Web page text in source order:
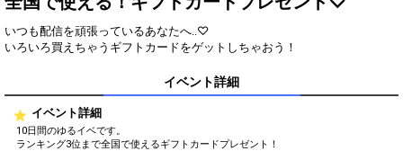
Gifting
First, try throwing free Stars
(once a day)! You can also charge
Show Gold to purchase gifts
(available from 1 JPY)! When you
Comments
refrain from posting comments
that may offend performers or
いつも配信を頑張っているあなたへ..♡
いろいろ買えちゃうギフトカードをゲットしちゃおう！
イベント詳細
イベント詳細
10日間のゆるイベです。
ランキング3位まで全国で使えるギフトカードプレゼント！